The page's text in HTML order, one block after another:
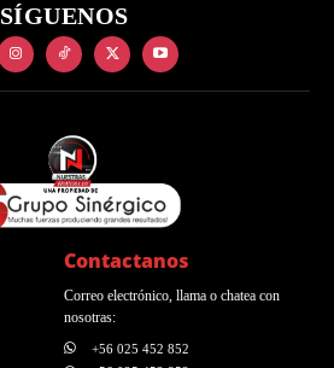
SÍGUENOS
Contactanos
Correo electrónico, llama o chatea con
nosotras:
+56 025 452 852